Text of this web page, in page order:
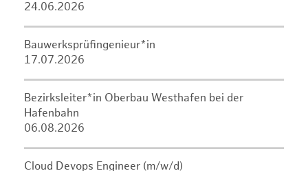
24.06.2026
Bauwerksprüfingenieur*in
17.07.2026
Bezirksleiter*in Oberbau Westhafen bei der
Hafenbahn
06.08.2026
Cloud Devops Engineer (m/w/d)